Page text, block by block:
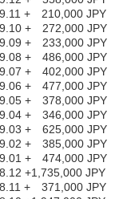
+ 210,000 JPY
+ 272,000 JPY
+ 233,000 JPY
+ 486,000 JPY
+ 402,000 JPY
+ 477,000 JPY
+ 378,000 JPY
+ 346,000 JPY
+ 625,000 JPY
+ 385,000 JPY
+ 474,000 JPY
+1,735,000 JPY
+ 371,000 JPY